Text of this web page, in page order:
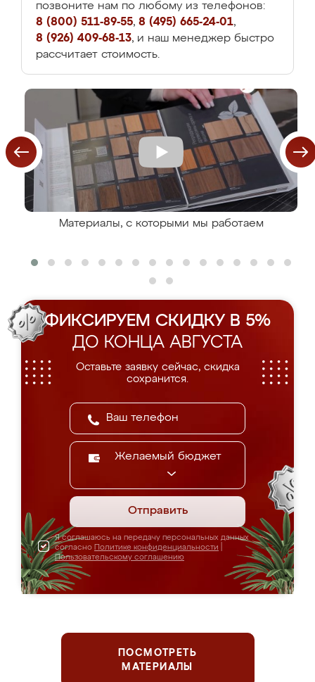
позвоните нам по любому из телефонов:
8 (800) 511-89-55, 8 (495) 665-24-01,
8 (926) 409-68-13, и наш менеджер быстро
рассчитает стоимость.
Материалы, с которыми мы работаем
ФИКСИРУЕМ СКИДКУ В 5%
ДО КОНЦА АВГУСТА
Оставьте заявку сейчас, скидка
сохранится.
Желаемый бюджет
Отправить
Я соглашаюсь на передачу персональных данных
согласно Политике конфиденциальности
Пользовательскому соглашению
ПОСМОТРЕТЬ
МАТЕРИАЛЫ